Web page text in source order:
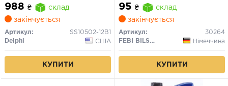
1.3/3.0 00-
988 ₴
склад
закінчується
Артикул:
SS10502-12B1
Delphi
США
КУПИТИ
95 ₴
склад
закінчується
Артикул:
30264
FEBI BILSTEIN
Німеччина
КУПИТИ